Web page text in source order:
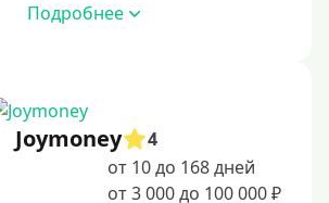
дохода
Подробнее
Joymoney
4
от 10 до 168 дней
от 3 000 до 100 000 ₽